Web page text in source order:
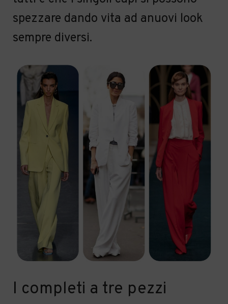
spezzare dando vita ad anuovi look
sempre diversi.
I completi a tre pezzi